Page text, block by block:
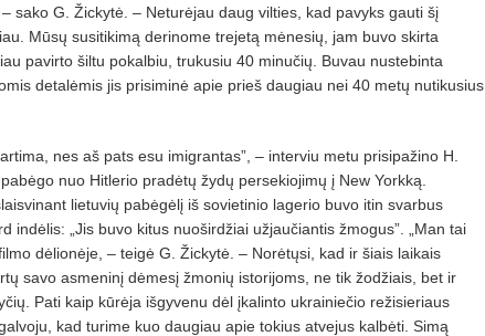
sako G. Žickytė. – Neturėjau daug vilties, kad pavyks gauti šį
Mūsų susitikimą derinome trejetą mėnesių, jam buvo skirta
pavirto šiltu pokalbiu, trukusiu 40 minučių. Buvau nustebinta
detalėmis jis prisiminė apie prieš daugiau nei 40 metų nutikusius
nes aš pats esu imigrantas”, – inter­viu metu prisipažino H.
nuo Hitlerio pradėtų žydų persekiojimų į New Yorkką.
lietuvių pabėgėlį iš sovietinio lagerio buvo itin svarbus
indėlis: „Jis buvo kitus nuoširdžiai užjaučiantis žmogus”. „Man tai
dėlionėje, – teigė G. Žickytė. – Norėtųsi, kad ir šiais laikais
savo asmeninį dėmesį žmonių istorijoms, ne tik žodžiais, bet ir
Pati kaip kūrėja išgyvenu dėl įkalinto ukrainiečio režisieriaus
kad turime kuo daugiau apie tokius atvejus kalbėti. Simą